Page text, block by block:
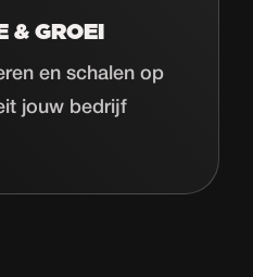
& GROEI
en schalen op
jouw bedrijf